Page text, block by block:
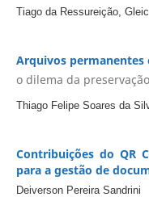
Tiago da Ressureição,
Arquivos
o dilema da
Thiago Felipe Soares da
Contribuições do QR
para a gestão de
Deiverson Pereira Sandrini